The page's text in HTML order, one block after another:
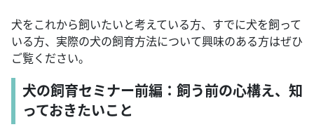
犬をこれから飼いたいと考えている方、すでに犬を飼って
いる方、実際の犬の飼育方法について興味のある方はぜひ
ご覧ください。
犬の飼育セミナー前編：飼う前の心構え、知
っておきたいこと